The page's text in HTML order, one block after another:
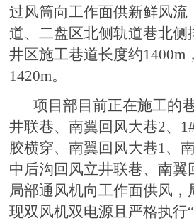
过风筒向工作面供新鲜风流
道、二盘区北侧轨道巷北侧
井区施工巷道长度约1400m
1420m。
项目部目前正在施工的
井联巷、南翼回风大巷2、
胶横穿、南翼回风大巷1、
中后沟回风立井联巷、南翼
局部通风机向工作面供风，
现双风机双电源且严格执行